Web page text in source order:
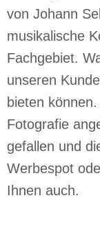
von Johann
musikalische
Fachgebiet.
unseren
bieten
Fotografie
gefallen und
Werbespot
Ihnen auch.